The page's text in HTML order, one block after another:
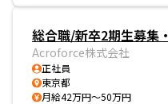
総合職/新卒2期生募集
Acroforce株式会社
正社員
東京都
月給42万円～50万円